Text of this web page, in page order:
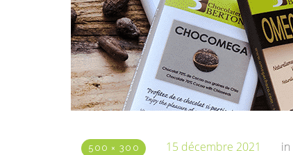
500 × 300 15 décembre 2021 in